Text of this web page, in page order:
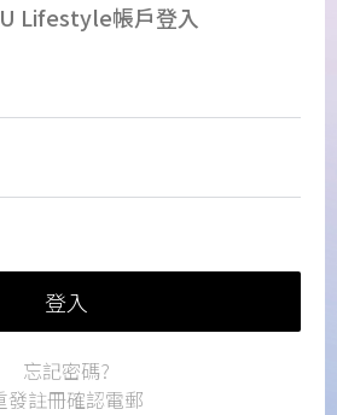
Lifestyle帳戶登入
登入
忘記密碼?
發註冊確認電郵